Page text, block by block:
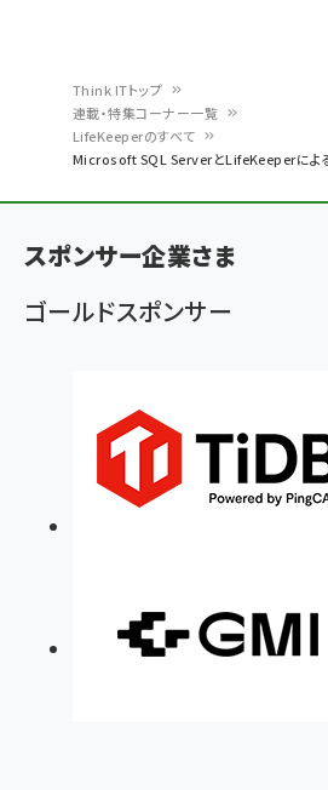
く
ず
Think ITトップ
連載・特集コーナー一覧
LifeKeeperのすべて
Microsoft SQL ServerとLifeKeeperによ
スポンサー企業さま
ゴールドスポンサー